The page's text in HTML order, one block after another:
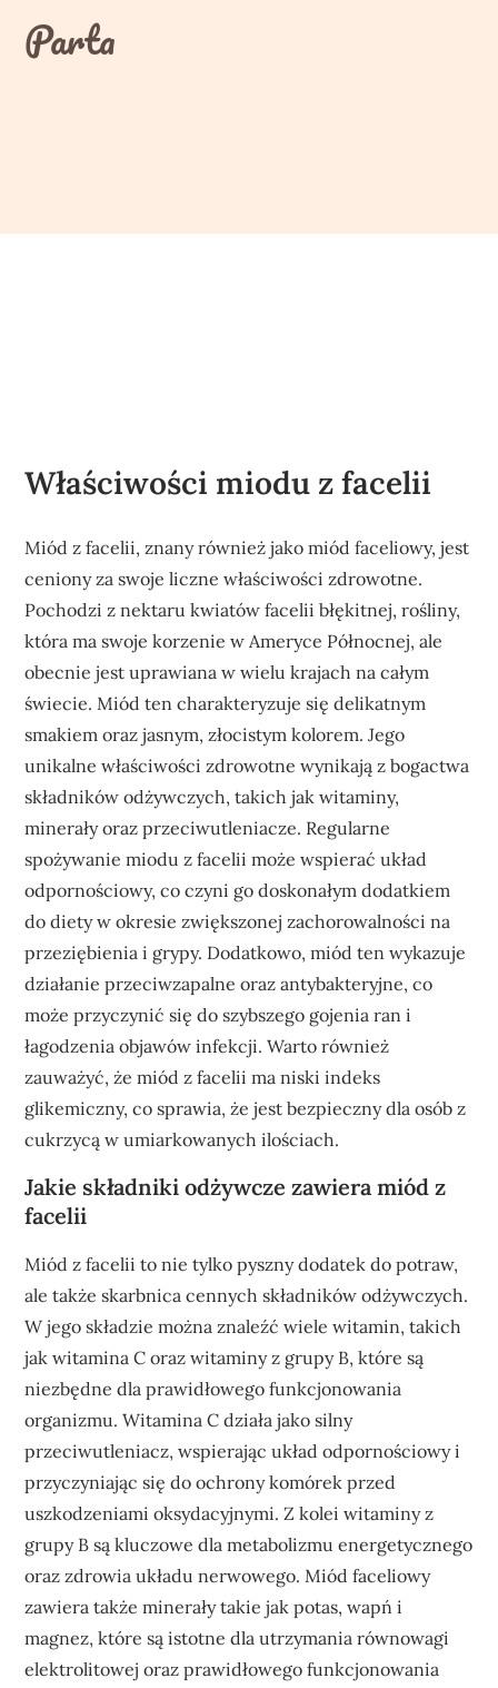
contentParta
Właściwości miodu z facelii
Miód z facelii, znany również jako miód faceliowy, jest
ceniony za swoje liczne właściwości zdrowotne.
Pochodzi z nektaru kwiatów facelii błękitnej, rośliny,
która ma swoje korzenie w Ameryce Północnej, ale
obecnie jest uprawiana w wielu krajach na całym
świecie. Miód ten charakteryzuje się delikatnym
smakiem oraz jasnym, złocistym kolorem. Jego
unikalne właściwości zdrowotne wynikają z bogactwa
składników odżywczych, takich jak witaminy,
minerały oraz przeciwutleniacze. Regularne
spożywanie miodu z facelii może wspierać układ
odpornościowy, co czyni go doskonałym dodatkiem
do diety w okresie zwiększonej zachorowalności na
przeziębienia i grypy. Dodatkowo, miód ten wykazuje
działanie przeciwzapalne oraz antybakteryjne, co
może przyczynić się do szybszego gojenia ran i
łagodzenia objawów infekcji. Warto również
zauważyć, że miód z facelii ma niski indeks
glikemiczny, co sprawia, że jest bezpieczny dla osób z
cukrzycą w umiarkowanych ilościach.
Jakie składniki odżywcze zawiera miód z
facelii
Miód z facelii to nie tylko pyszny dodatek do potraw,
ale także skarbnica cennych składników odżywczych.
W jego składzie można znaleźć wiele witamin, takich
jak witamina C oraz witaminy z grupy B, które są
niezbędne dla prawidłowego funkcjonowania
organizmu. Witamina C działa jako silny
przeciwutleniacz, wspierając układ odpornościowy i
przyczyniając się do ochrony komórek przed
uszkodzeniami oksydacyjnymi. Z kolei witaminy z
grupy B są kluczowe dla metabolizmu energetycznego
oraz zdrowia układu nerwowego. Miód faceliowy
zawiera także minerały takie jak potas, wapń i
magnez, które są istotne dla utrzymania równowagi
elektrolitowej oraz prawidłowego funkcjonowania